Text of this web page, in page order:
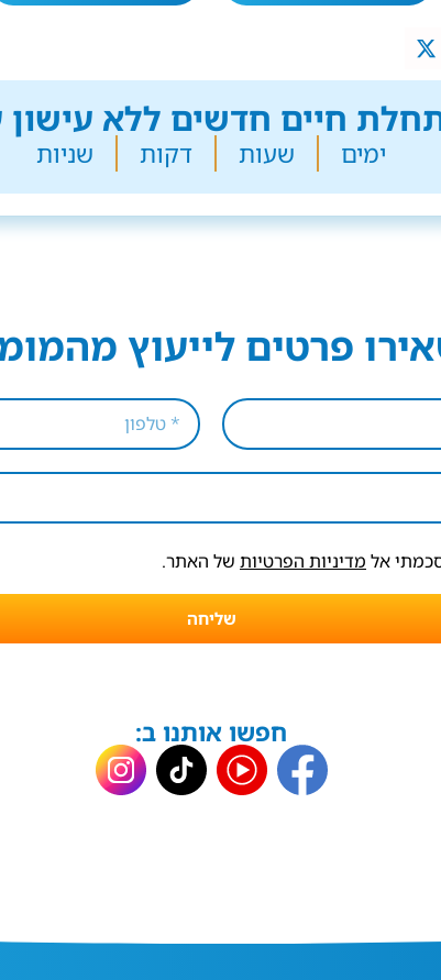
חיים חדשים ללא עישון
ימים שעות דקות שניות
פרטים לייעוץ
אל מדיניות הפרטיות של האתר.
שליחה
חפשו אותנו ב: